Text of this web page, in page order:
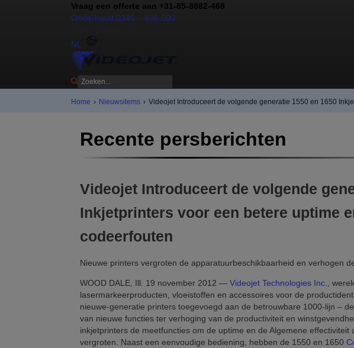
Vraag een offerte aan +31-85-8882-468
Onderhoud 0345 – 636 500
NL
Home › Nieuwsitems › Videojet Introduceert de volgende generatie 1550 en 1650
Recente persberichten
Videojet Introduceert de volgende
Inkjetprinters voor een betere uptime
codeerfouten
Nieuwe printers vergroten de apparatuurbeschikbaarheid en verhogen
WOOD DALE, Ill. 19 november 2012 — Videojet Technologies Inc.,
lasermarkeerproducten, vloeistoffen en accessoires voor de
nieuwe-generatie printers toegevoegd aan de betrouwbare 1000-lijn – de
van nieuwe functies ter verhoging van de productiviteit en
inkjetprinters de meetfuncties om de uptime en de Algemene effectiviteit
vergroten. Naast een eenvoudige bediening, hebben de 1550 en 1650